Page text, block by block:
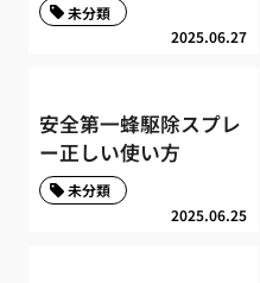
2025.06.27
未分類
安全第一蜂駆除スプレ
ー正しい使い方
2025.06.25
未分類